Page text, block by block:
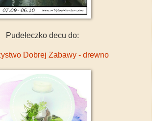
Pudełeczko decu do:
Dobrej Zabawy - drewno